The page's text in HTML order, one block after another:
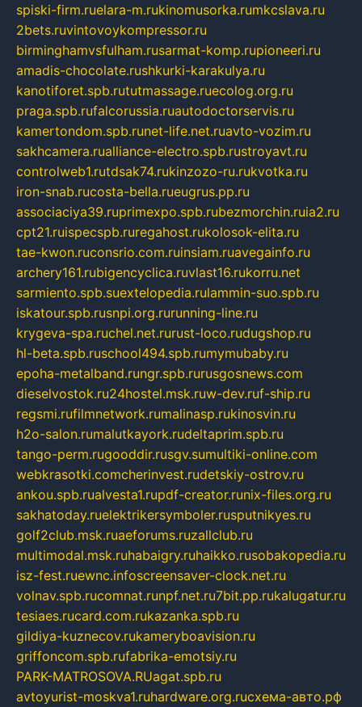
spiski-firm.ruelara-m.rukinomusorka.rumkcslava.ru
2bets.ruvintovoykompressor.ru
birminghamvsfulham.rusarmat-komp.rupioneeri.ru
amadis-chocolate.rushkurki-karakulya.ru
kanotiforet.spb.rututmassage.ruecolog.org.ru
praga.spb.rufalcorussia.ruautodoctorservis.ru
kamertondom.spb.runet-life.net.ruavto-vozim.ru
sakhcamera.rualliance-electro.spb.rustroyavt.ru
controlweb1.rutdsak74.rukinzozo-ru.rukvotka.ru
iron-snab.rucosta-bella.rueugrus.pp.ru
associaciya39.ruprimexpo.spb.rubezmorchin.ruia2.ru
cpt21.ruispecspb.ruregahost.rukolosok-elita.ru
tae-kwon.ruconsrio.com.ruinsiam.ruavegainfo.ru
archery161.rubigencyclica.ruvlast16.rukorru.net
sarmiento.spb.suextelopedia.rulammin-suo.spb.ru
iskatour.spb.rusnpi.org.rurunning-line.ru
krygeva-spa.ruchel.net.rurust-loco.rudugshop.ru
hl-beta.spb.ruschool494.spb.rumymubaby.ru
epoha-metalband.rungr.spb.rurusgosnews.com
dieselvostok.ru24hostel.msk.ruw-dev.ruf-ship.ru
regsmi.rufilmnetwork.rumalinasp.rukinosvin.ru
h2o-salon.rumalutkayork.rudeltaprim.spb.ru
tango-perm.rugooddir.rusgv.sumultiki-online.com
webkrasotki.comcherinvest.rudetskiy-ostrov.ru
ankou.spb.rualvesta1.rupdf-creator.runix-files.org.ru
sakhatoday.ruelektrikersymboler.rusputnikyes.ru
golf2club.msk.ruaeforums.ruzallclub.ru
multimodal.msk.ruhabaigry.ruhaikko.rusobakopedia.ru
isz-fest.ruewnc.infoscreensaver-clock.net.ru
volnav.spb.rucomnat.runpf.net.ru7bit.pp.rukalugatur.ru
tesiaes.rucard.com.rukazanka.spb.ru
gildiya-kuznecov.rukameryboavision.ru
griffoncom.spb.rufabrika-emotsiy.ru
PARK-MATROSOVA.RUagat.spb.ru
avtoyurist-moskva1.ruhardware.org.ruсхема-авто.рф